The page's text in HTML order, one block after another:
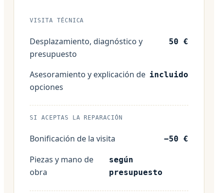
VISITA TÉCNICA
Desplazamiento, diagnóstico y
presupuesto
50 €
Asesoramiento y explicación de
opciones
incluido
SI ACEPTAS LA REPARACIÓN
Bonificación de la visita −50 €
Piezas y mano de
obra
según
presupuesto